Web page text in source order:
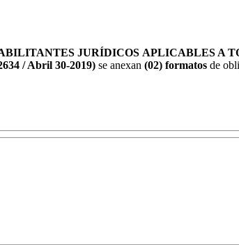
JURÍDICOS APLICABLES A
/ Abril 30-2019)se anexan (02) formatosde